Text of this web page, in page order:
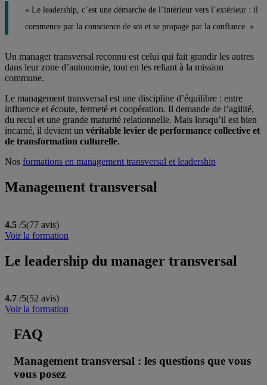
« Le leadership, c’est une démarche de l’intérieur vers l’extérieur : il
commence par la conscience de soi et se propage par la confiance. »
Un manager transversal reconnu est celui qui fait grandir les autres
dans leur zone d’autonomie, tout en les reliant à la mission
commune.
Le management transversal est une discipline d’équilibre : entre
influence et écoute, fermeté et coopération. Il demande de l’agilité,
du recul et une grande maturité relationnelle. Mais lorsqu’il est bien
incarné, il devient un véritable levier de performance collective et
de transformation culturelle.
Nos formations en management transversal et leadership
Management transversal
4.5 /5(77 avis)
Voir la formation
Le leadership du manager transversal
4.7 /5(52 avis)
Voir la formation
FAQ
Management transversal : les questions que vous
vous posez